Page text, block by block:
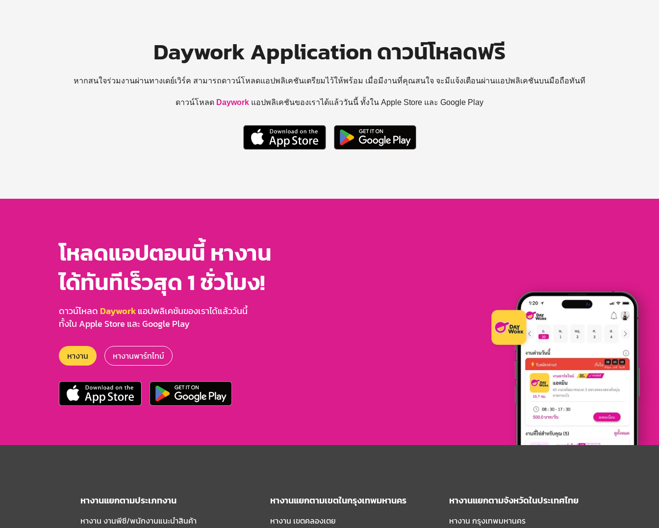
Daywork Application ดาวน์โหลดฟรี
หากสนใจร่วมงานผ่านทางเดย์เวิร์ค สามารถดาวน์โหลดแอปพลิเคชันเตรียมไว้ให้พร้อม เมื่อมีงานที่คุณสนใจ จะมีแจ้งเตือนผ่านแอปพลิเคชันบนมือถือทันที
ดาวน์โหลด Daywork แอปพลิเคชันของเราได้แล้ววันนี้ ทั้งใน Apple Store และ Google Play
โหลดแอปตอนนี้ หางาน
ได้ทันทีเร็วสุด 1 ชั่วโมง!
ดาวน์โหลด Dayworkแอปพลิเคชันของเราได้แล้ววันนี้
ทั้งใน Apple Store และ Google Play
หางาน หางานพาร์ทไทม์
หางานแยกตามประเภทงาน
หางาน งานพีซี/พนักงานแนะนําสินค้า
หางานแยกตามเขตในกรุงเทพมหานคร
หางาน เขตคลองเตย
หางานแยกตามจังหวัดในประเทศไทย
หางาน กรุงเทพมหานคร